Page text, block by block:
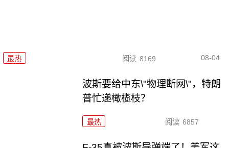
最热 阅读 8169 08-04
波斯要给中东\"物理断网\"，特朗
普忙递橄榄枝？
最热 阅读 6857